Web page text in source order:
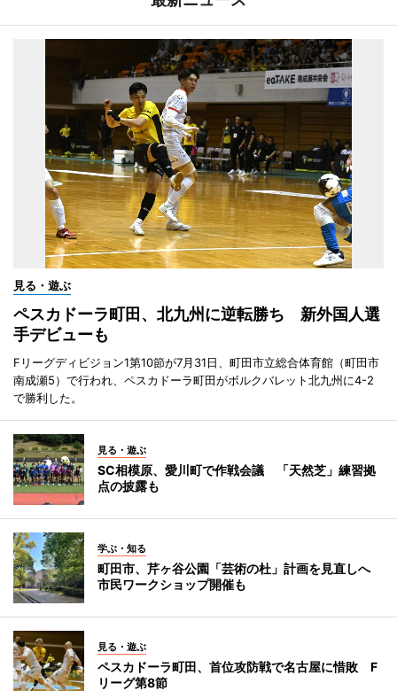
見る・遊ぶ
ペスカドーラ町田、北九州に逆転勝ち 新外国人選
手デビューも
Fリーグディビジョン1第10節が7月31日、町田市立総合体育館（町田市
南成瀬5）で行われ、ペスカドーラ町田がボルクバレット北九州に4-2
で勝利した。
見る・遊ぶ
SC相模原、愛川町で作戦会議 「天然芝」練習拠
点の披露も
学ぶ・知る
町田市、芹ヶ谷公園「芸術の杜」計画を見直しへ
市民ワークショップ開催も
見る・遊ぶ
ペスカドーラ町田、首位攻防戦で名古屋に惜敗 F
リーグ第8節